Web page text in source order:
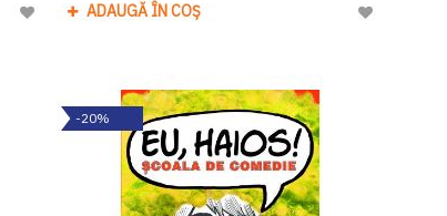
Adaugă
Dorinte
ADAUGĂ ÎN COȘ
Adaugă
-20%